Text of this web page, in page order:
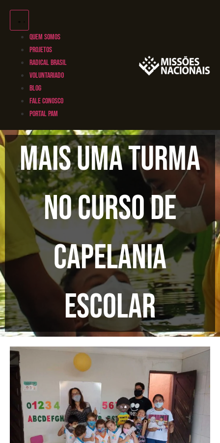
QUEM SOMOS
PROJETOS
RADICAL BRASIL
VOLUNTARIADO
BLOG
FALE CONOSCO
PORTAL PAM
Mais uma turma
no curso de
Capelania
Escolar